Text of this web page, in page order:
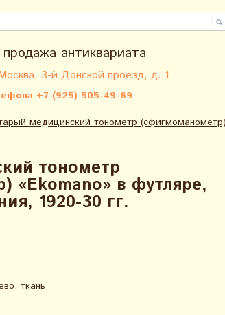
антиквариата
3-й Донской проезд, д. 1
+7 (925) 505-49-69
медицинский тонометр
тонометр
«Ekomano» в футляре,
1920-30 гг.
ткань